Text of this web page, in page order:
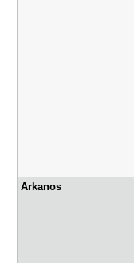
Arkanos